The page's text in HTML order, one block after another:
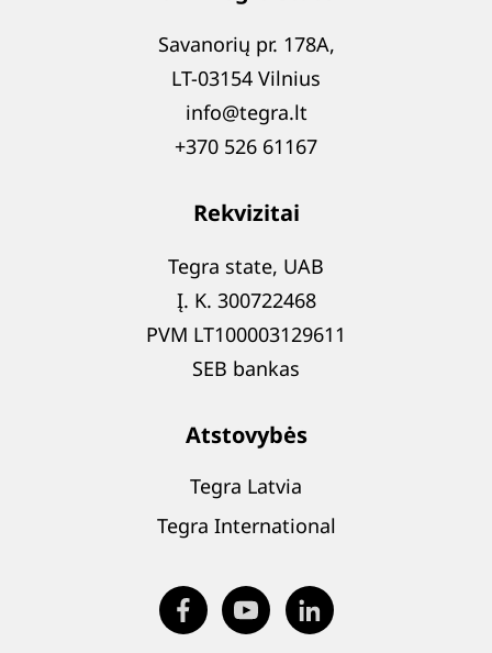
Savanorių pr. 178A,
LT-03154 Vilnius
info@tegra.lt
+370 526 61167
Rekvizitai
Tegra state, UAB
Į. K. 300722468
PVM LT100003129611
SEB bankas
Atstovybės
Tegra Latvia
Tegra International